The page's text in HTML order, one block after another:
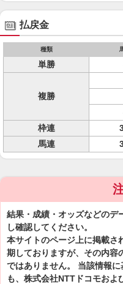
払戻金
種類
単勝
複勝
枠連
馬連
結果・成績・オッズなどのデ
し確認してください。
本サイトのページ上に掲載さ
期しておりますが、その内容
ではありません。 当該情報
も、株式会社NTTドコモおよ